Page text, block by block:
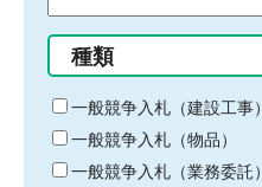
る
キ
ー
ワ
ー
種類
一般競争入札（建設工事）
一般競争入札（物品）
一般競争入札（業務委託）